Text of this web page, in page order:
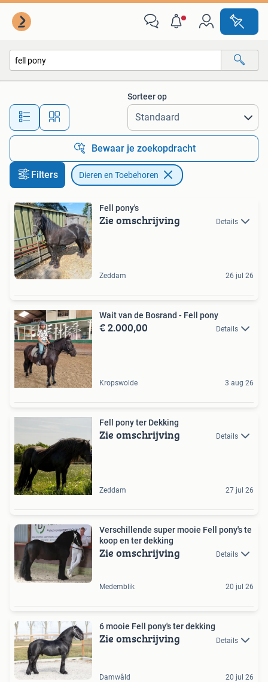
Alle afstanden…
Sorteer op
Bewaar je zoekopdracht
Filters Dieren en Toebehoren
Fell pony's
Zie omschrijving Details
Zeddam 26 jul 26
Wait van de Bosrand - Fell pony
€ 2.000,00 Details
Kropswolde 3 aug 26
Fell pony ter Dekking
Zie omschrijving Details
Zeddam 27 jul 26
Verschillende super mooie Fell pony's te
koop en ter dekking
Zie omschrijving Details
Medemblik 20 jul 26
6 mooie Fell pony's ter dekking
Zie omschrijving Details
Damwâld 20 jul 26